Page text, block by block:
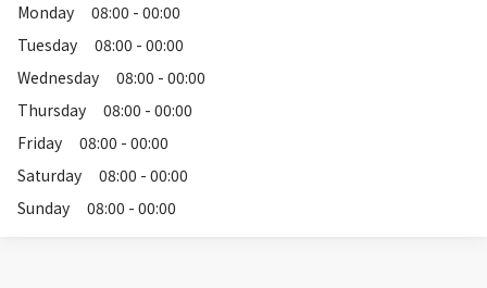
Monday
08:00 - 00:00
Tuesday
08:00 - 00:00
Wednesday
08:00 - 00:00
Thursday
08:00 - 00:00
Friday
08:00 - 00:00
Saturday
08:00 - 00:00
Sunday
08:00 - 00:00